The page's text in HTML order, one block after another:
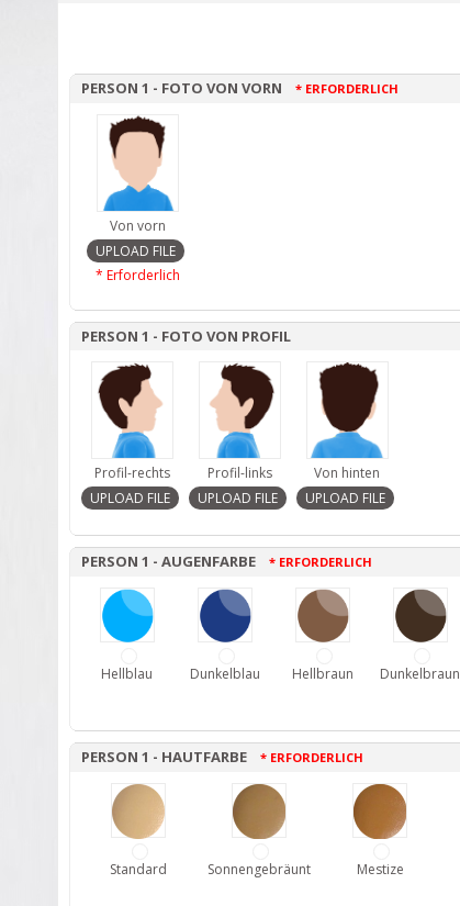
PERSON 1 - FOTO VON VORN * ERFORDERLICH
Von vorn
* Erforderlich
PERSON 1 - FOTO VON PROFIL
Profil-rechts Profil-links Von hinten
PERSON 1 - AUGENFARBE * ERFORDERLICH
Hellblau Dunkelblau Hellbraun Dunkelbraun
PERSON 1 - HAUTFARBE * ERFORDERLICH
Standard Sonnengebräunt Mestize